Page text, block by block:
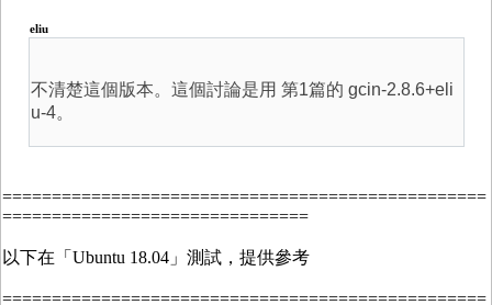
eliu
不清楚這個版本。這個討論是用 第1篇的 gcin-2.8.6+eli
u-4。
=================================================
===============================
以下在「Ubuntu 18.04」測試，提供參考
=================================================